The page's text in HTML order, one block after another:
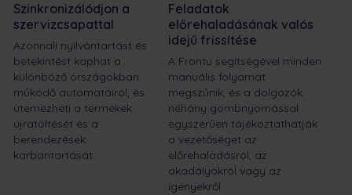
Szinkronizálódjon a
szervizcsapattal
Azonnali nyilvántartást és
betekintést kaphat a
különböző országokban
működő automatáiról, és
ütemezheti a termékek
újratöltését és a
berendezések
karbantartását.
Feladatok
előrehaladásának valós
idejű frissítése
A Frontu segítségével minden
manuális folyamat
megszűnik, és a dolgozók
néhány gombnyomással
egyszerűen tájékoztathatják
a vezetőséget az
előrehaladásról, az
akadályokról vagy az
igényekről.